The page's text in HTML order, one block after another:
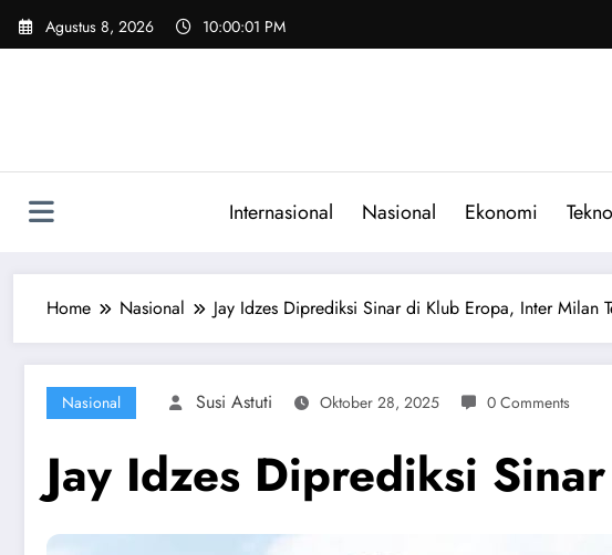
Skip
Agustus 8, 2026 10:00:02 PM
Internasional Nasional Ekonomi
Home Nasional Jay Idzes Diprediksi Sinar di Klub Eropa, Inter Milan
Nasional Susi Astuti Oktober 28, 2025 0 Comments
Jay Idzes Diprediksi